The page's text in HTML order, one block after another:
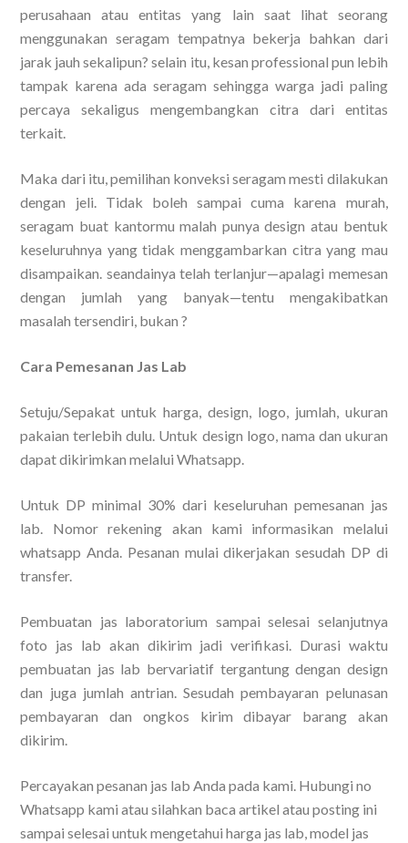
perusahaan atau entitas yang lain saat lihat seorang
menggunakan seragam tempatnya bekerja bahkan dari
jarak jauh sekalipun? selain itu, kesan professional pun lebih
tampak karena ada seragam sehingga warga jadi paling
percaya sekaligus mengembangkan citra dari entitas
terkait.
Maka dari itu, pemilihan konveksi seragam mesti dilakukan
dengan jeli. Tidak boleh sampai cuma karena murah,
seragam buat kantormu malah punya design atau bentuk
keseluruhnya yang tidak menggambarkan citra yang mau
disampaikan. seandainya telah terlanjur—apalagi memesan
dengan jumlah yang banyak—tentu mengakibatkan
masalah tersendiri, bukan ?
Cara Pemesanan Jas Lab
Setuju/Sepakat untuk harga, design, logo, jumlah, ukuran
pakaian terlebih dulu. Untuk design logo, nama dan ukuran
dapat dikirimkan melalui Whatsapp.
Untuk DP minimal 30% dari keseluruhan pemesanan jas
lab. Nomor rekening akan kami informasikan melalui
whatsapp Anda. Pesanan mulai dikerjakan sesudah DP di
transfer.
Pembuatan jas laboratorium sampai selesai selanjutnya
foto jas lab akan dikirim jadi verifikasi. Durasi waktu
pembuatan jas lab bervariatif tergantung dengan design
dan juga jumlah antrian. Sesudah pembayaran pelunasan
pembayaran dan ongkos kirim dibayar barang akan
dikirim.
Percayakan pesanan jas lab Anda pada kami. Hubungi no
Whatsapp kami atau silahkan baca artikel atau posting ini
sampai selesai untuk mengetahui harga jas lab, model jas